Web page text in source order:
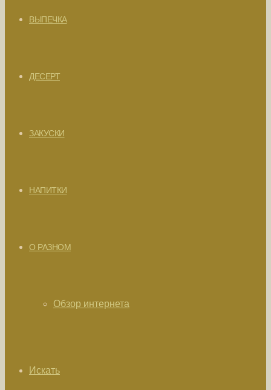
ВЫПЕЧКА
ДЕСЕРТ
ЗАКУСКИ
НАПИТКИ
О РАЗНОМ
Обзор интернета
Искать